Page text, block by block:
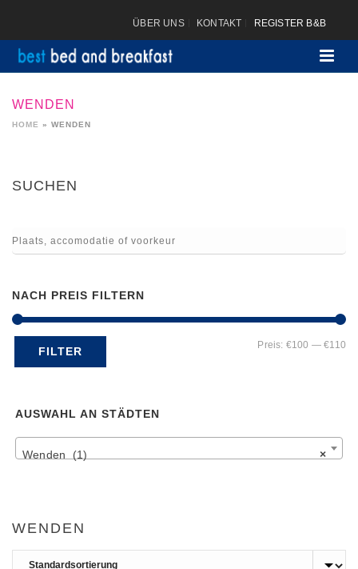
ÜBER UNS KONTAKT REGISTER B&B
WENDEN
HOME » WENDEN
WENDEN
SUCHEN
NACH PREIS FILTERN
FILTER Preis: €100 —€110
AUSWAHL AN STÄDTEN
×
Wenden (1)